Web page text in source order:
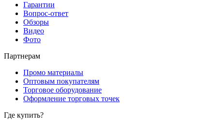
Гарантии
Вопрос-ответ
Обзоры
Видео
Фото
Партнерам
Промо материалы
Оптовым покупателям
Торговое оборудование
Оформление торговых точек
Где купить?